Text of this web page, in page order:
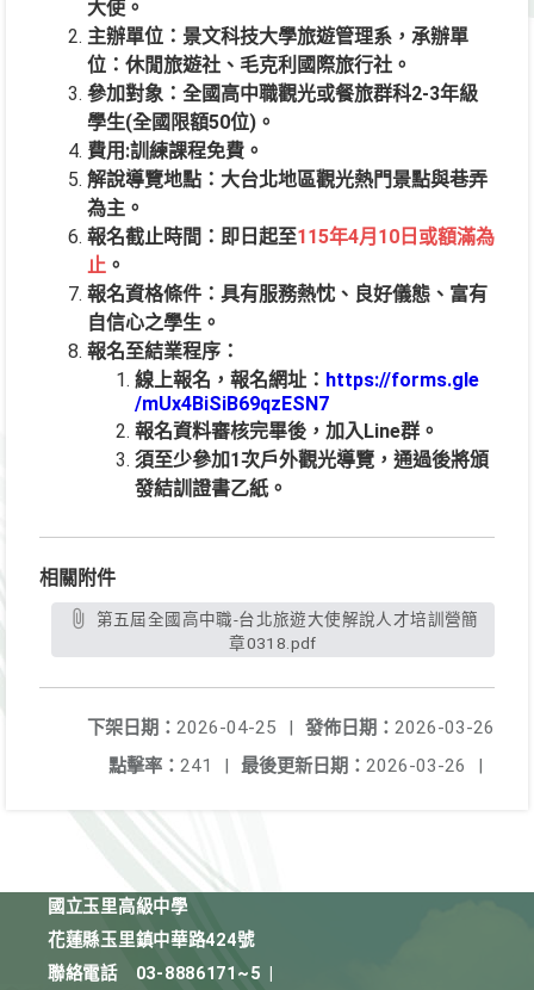
大使。
主辦單位：景文科技大學旅遊管理系，承辦單
位：休閒旅遊社、毛克利國際旅行社。
參加對象：全國高中職觀光或餐旅群科2-3年級
學生(全國限額50位)。
費用:訓練課程免費。
解說導覽地點：大台北地區觀光熱門景點與巷弄
為主。
報名截止時間：即日起至115年4月10日或額滿為
止 。
報名資格條件：具有服務熱忱、良好儀態、富有
自信心之學生。
報名至結業程序：
線上報名，報名網址： https://forms.gle
/mUx4BiSiB69qzESN7
報名資料審核完畢後，加入Line群。
須至少參加1次戶外觀光導覽，通過後將頒
發結訓證書乙紙。
相關附件
章0318.pdf
發佈日期： 2026-03-26
下架日期： 2026-04-25
|
最後更新日期： 2026-03-26 |
點擊率： 241 |
國立玉里高級中學
花蓮縣玉里鎮中華路424號
聯絡電話
03-8886171~5